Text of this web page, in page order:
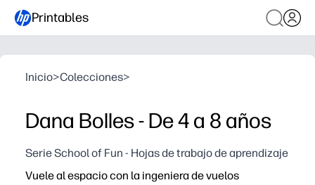
Printables
Inicio>Colecciones>
Dana Bolles - De 4 a 8 años
Serie School of Fun - Hojas de trabajo de aprendizaje
Vuele al espacio con la ingeniera de vuelos